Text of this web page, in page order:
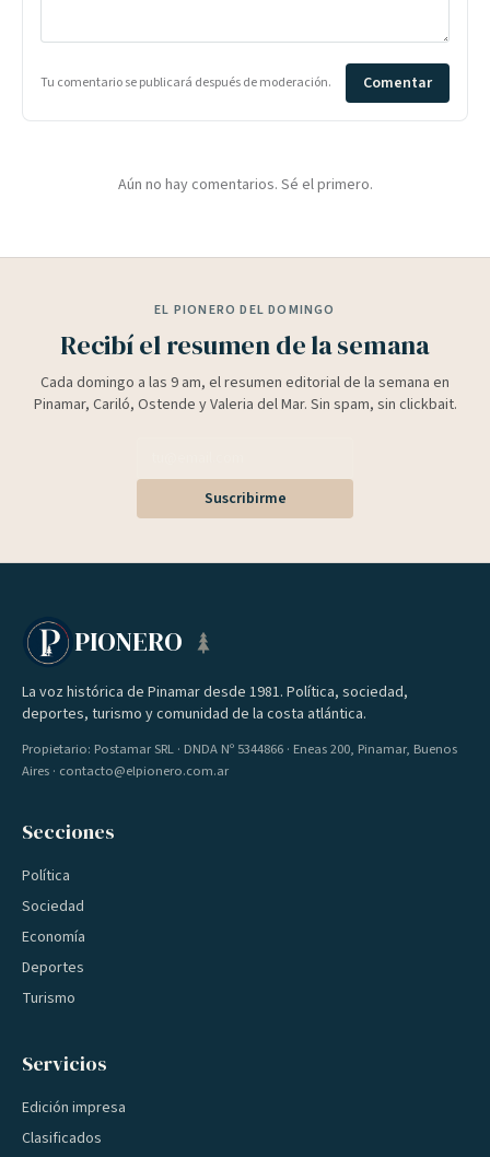
Tu comentario se publicará después de moderación. Comentar
Aún no hay comentarios. Sé el primero.
EL PIONERO DEL DOMINGO
Recibí el resumen de la semana
Cada domingo a las 9 am, el resumen editorial de la semana en
Pinamar, Cariló, Ostende y Valeria del Mar. Sin spam, sin clickbait.
Suscribirme
PIONERO
La voz histórica de Pinamar desde 1981. Política, sociedad,
deportes, turismo y comunidad de la costa atlántica.
Propietario: Postamar SRL · DNDA Nº 5344866 · Eneas 200, Pinamar, Buenos
Aires · contacto@elpionero.com.ar
Secciones
Política
Sociedad
Economía
Deportes
Turismo
Servicios
Edición impresa
Clasificados